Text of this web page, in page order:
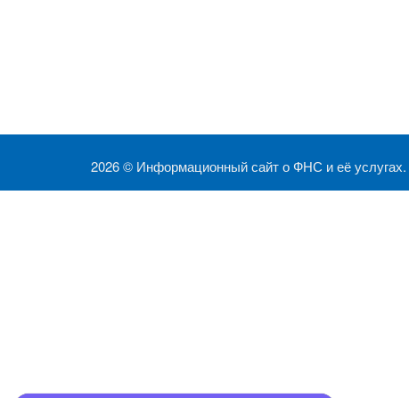
2026 © Информационный сайт о ФНС и её услугах.